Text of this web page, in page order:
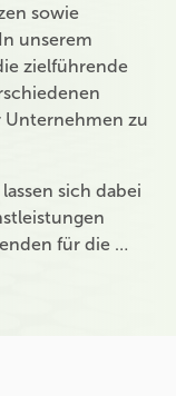
sowie
unserem
zielführende
Unternehmen zu
sich dabei
für die …